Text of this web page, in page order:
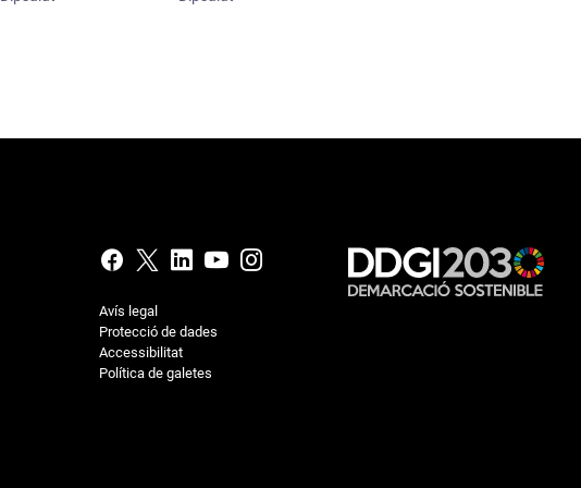
Avís legal
Protecció de dades
Accessibilitat
Política de galetes